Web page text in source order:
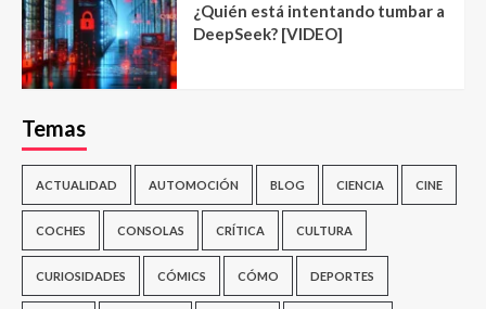
¿Quién está intentando tumbar a
DeepSeek? [VIDEO]
Temas
ACTUALIDAD AUTOMOCIÓN BLOG CIENCIA CINE
COCHES CONSOLAS CRÍTICA CULTURA
CURIOSIDADES CÓMICS CÓMO DEPORTES